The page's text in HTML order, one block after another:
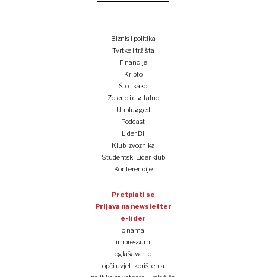
Biznis i politika
Tvrtke i tržišta
Financije
Kripto
Što i kako
Zeleno i digitalno
Unplugged
Podcast
Lider BI
Klub izvoznika
Studentski Lider klub
Konferencije
Pretplati se
Prijava na newsletter
e-lider
o nama
impressum
oglašavanje
opći uvjeti korištenja